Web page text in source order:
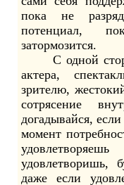
пока не
потенциал,
затормозится.
С одной
актера,
зрителю,
сотрясение
догадывайся,
момент
удовлетворишь,
даже если